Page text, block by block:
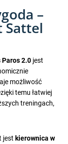
–
Sattel
2.0 jest
możliwość
temu łatwiej
treningach,
jest kierownica w